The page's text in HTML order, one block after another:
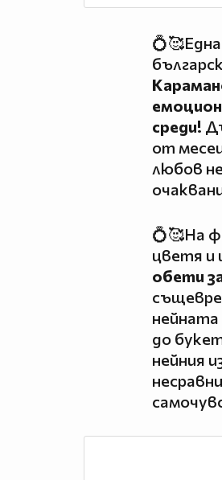
среди!
от
любов
💍🥰На
цветя и
обети
до
нейния